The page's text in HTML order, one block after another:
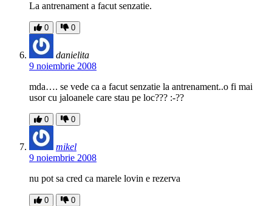
La antrenament a facut senzatie.
0 0
danielita
9 noiembrie 2008
mda…. se vede ca a facut senzatie la antrenament..o fi mai
usor cu jaloanele care stau pe loc??? :-??
0 0
mikel
9 noiembrie 2008
nu pot sa cred ca marele lovin e rezerva
0 0